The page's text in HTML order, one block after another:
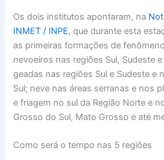
Os dois institutos apontaram, na
INMET / INPE, que durante esta
as primeiras formações de
nevoeiros nas regiões Sul, Sudeste
geadas nas regiões Sul e Sudeste e
Sul; neve nas áreas serranas e nos
e friagem no sul da Região Norte e
Grosso do Sul, Mato Grosso e até
Como será o tempo nas 5 regiões